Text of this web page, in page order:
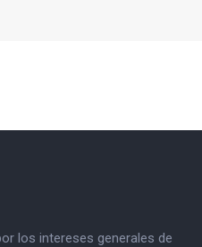
los intereses generales de